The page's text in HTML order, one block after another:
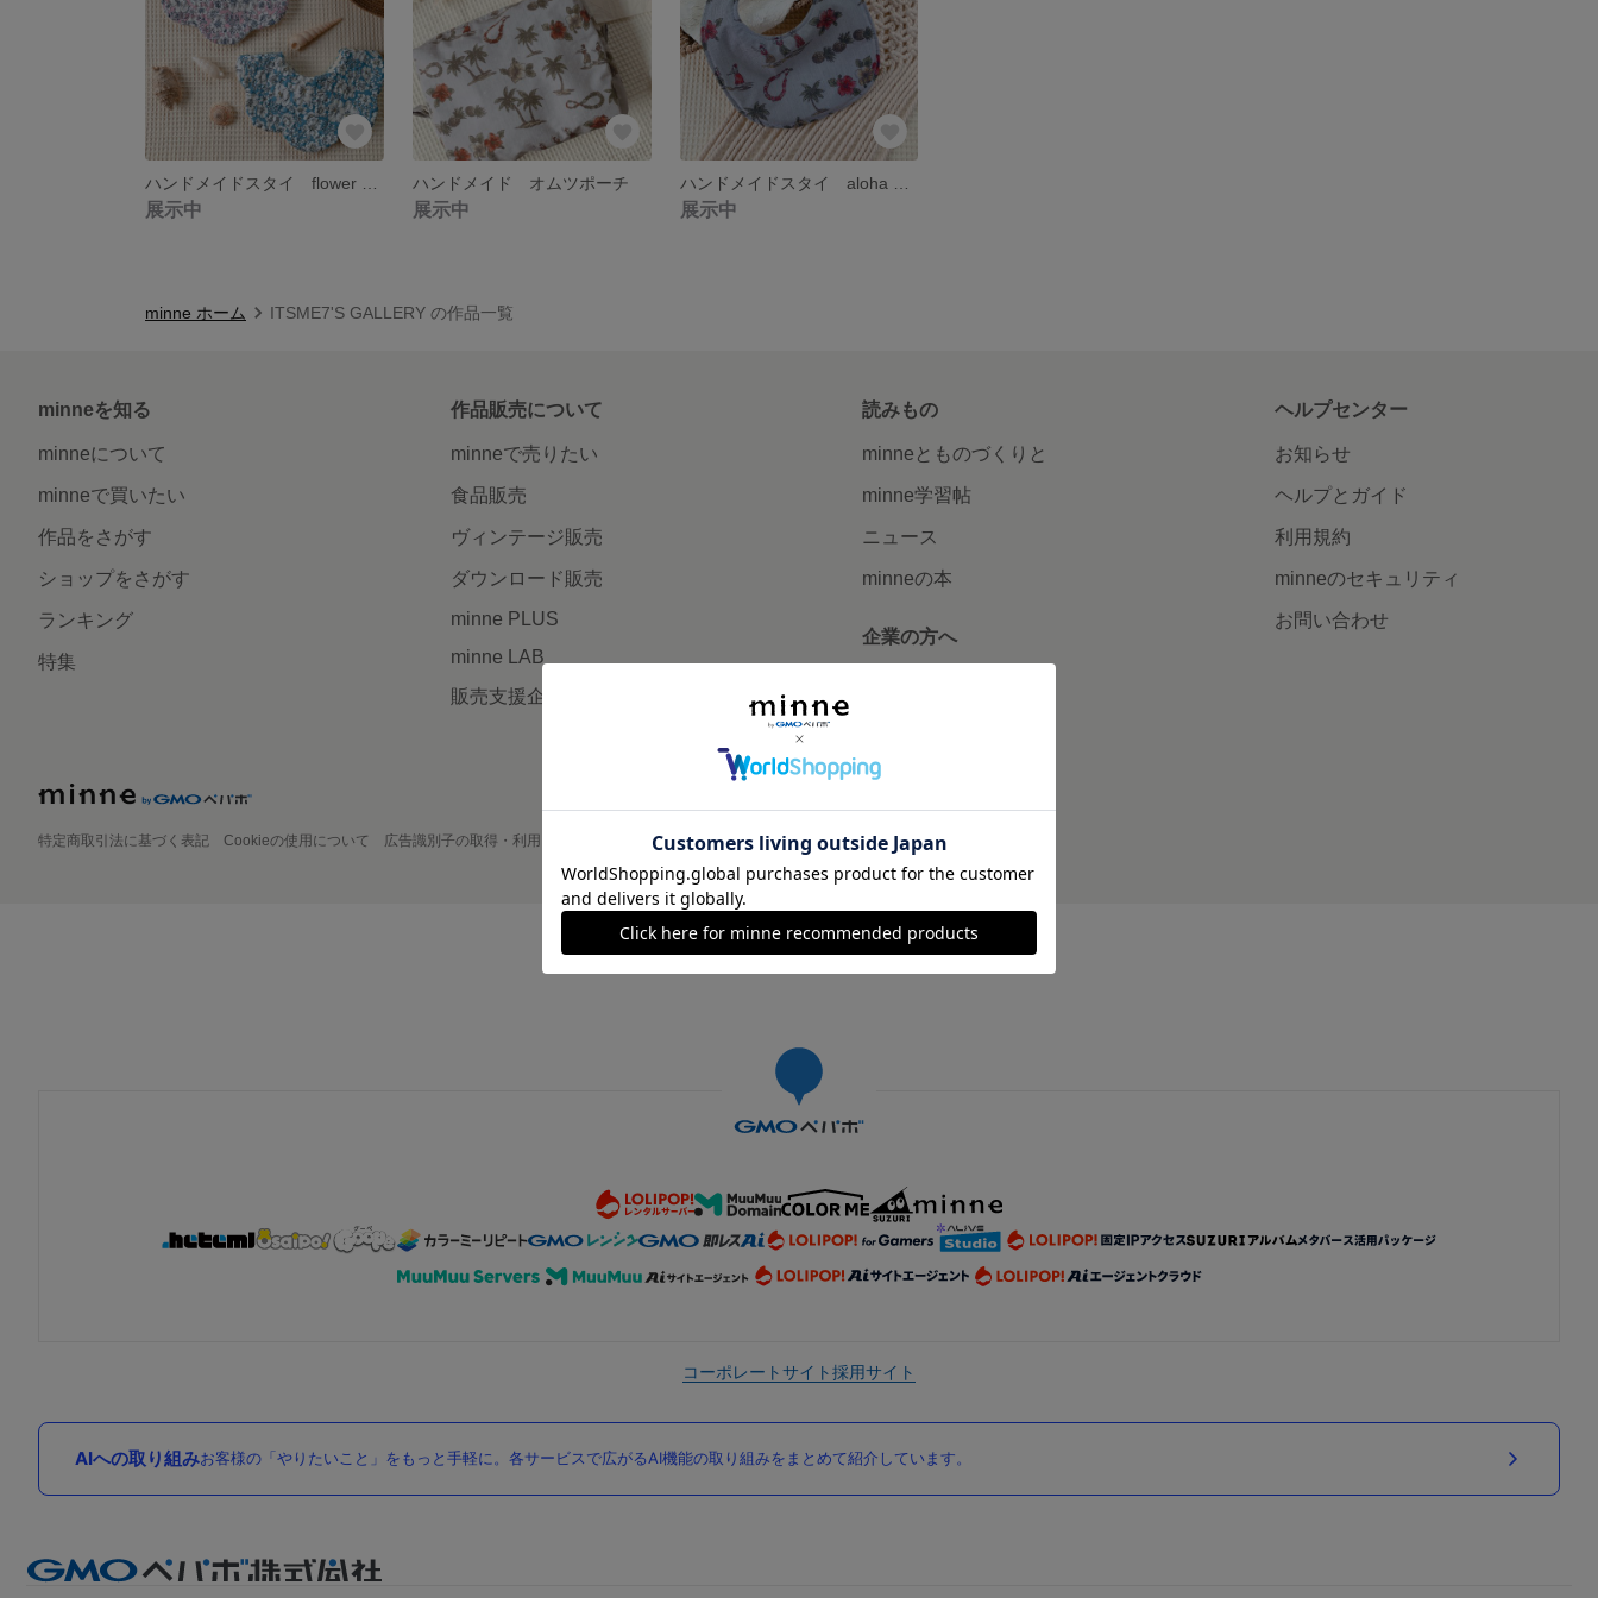
展示中
ハンドメイド オムツポーチ
展示中 展示中
minne ホーム ITSME7'S GALLERY の作品一覧
minneを知る
minneについて
minneで買いたい
作品をさがす
ショップをさがす
ランキング
特集
作品販売について
minneで売りたい
食品販売
ヴィンテージ販売
ダウンロード販売
minne PLUS
minne LAB
販売支援企画・イベント
読みもの
minneとものづくりと
minne学習帖
ニュース
minneの本
企業の方へ
ヘルプセンター
お知らせ
ヘルプとガイド
利用規約
minneのセキュリティ
お問い合わせ
特定商取引法に基づく表記 Cookieの使用について 広告識別子の取得・利用 プライバシーポリシー 会社概要 採用情報 メディアキット
©GMO Pepabo, Inc. All rights reserved.
コーポレートサイト採用サイト
AIへの取り組みお客様の「やりたいこと」をもっと手軽に。各サービスで広がるAI機能の取り組みをまとめて紹介しています。